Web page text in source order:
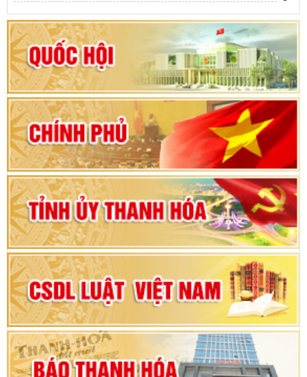
Khai mạc kỳ họp thứ Nhất, Quốc hội khóa XVI
Hướng dẫn quy trình bỏ phiếu bầu cử ĐBQH
khoá XVI và đại biểu HĐND các cấp nhiệm kỳ
2026-2031
80 năm Quốc hội Việt Nam: vì lợi ích Nhân dân,
vì sự phát triển của đất nước
Bộ Chính trị duyệt nội dung Đại hội đại biểu
Đảng bộ tỉnh Thanh Hóa lần thứ XX, nhiệm kỳ
2025 - 2030
Đại hội đại biểu Đảng bộ xã Yên Thọ lần thứ I,
nhiệm kỳ 2025 – 2030
Đại hội Đảng bộ xã Yên Ninh lần thứ nhất,
nhiệm kỳ 2025 - 2030
Khai mạc Kỳ họp bất thường lần thứ 9, Quốc
hội khóa XV